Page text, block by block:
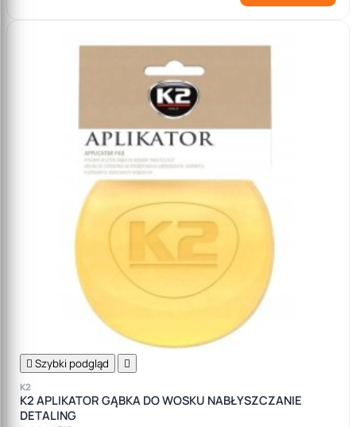
 Szybki podgląd 
K2
K2 APLIKATOR GĄBKA DO WOSKU NABŁYSZCZANIE
DETALING